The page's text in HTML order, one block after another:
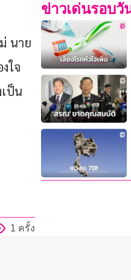
นาย
ใจ
ป็น
1 ครั้ง
ข่าวเด่นรอบวั